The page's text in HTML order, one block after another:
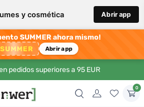
y cosmética Abrir app
SUMMER ahora mismo!
SUMMER Abrir app
pedidos superiores a 95 EUR
0